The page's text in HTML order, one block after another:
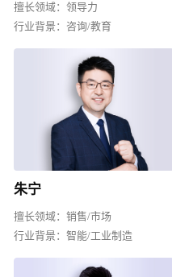
擅长领域： 领导力
行业背景： 咨询/教育
朱宁
擅长领域： 销售/市场
行业背景： 智能/工业制造